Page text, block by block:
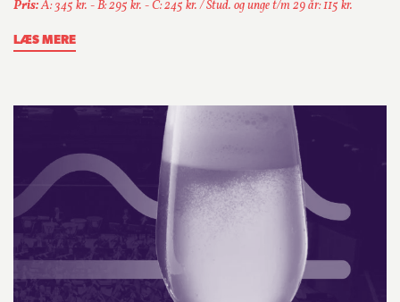
Pris:A: 345 kr. - B: 295 kr. - C: 245 kr. / Stud. og unge t/m 29 år: 115 kr.
LÆS MERE